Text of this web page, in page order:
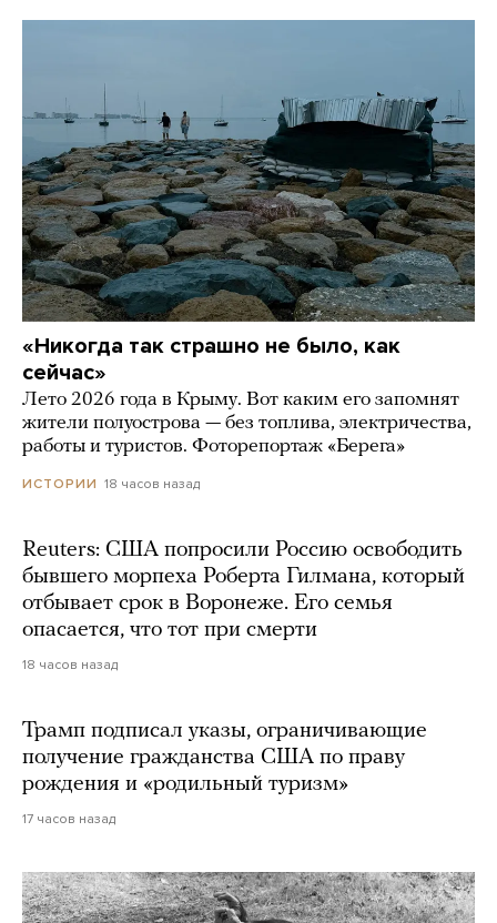
«Никогда так страшно не было, как
сейчас»
Лето 2026 года в Крыму. Вот каким его запомнят
жители полуострова — без топлива, электричества,
работы и туристов. Фоторепортаж «Берега»
ИСТОРИИ 18 часов назад
Reuters: США попросили Россию освободить
бывшего морпеха Роберта Гилмана, который
отбывает срок в Воронеже. Его семья
опасается, что тот при смерти
18 часов назад
Трамп подписал указы, ограничивающие
получение гражданства США по праву
рождения и «родильный туризм»
17 часов назад